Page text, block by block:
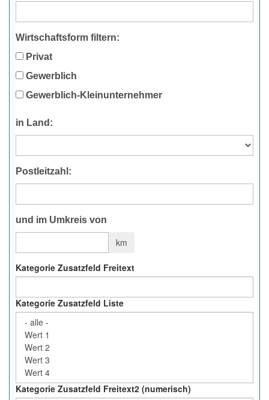
Wirtschaftsform filtern:
Privat
Gewerblich
Gewerblich-Kleinunternehmer
in Land:
Postleitzahl:
und im Umkreis von
km
Kategorie Zusatzfeld Freitext
Kategorie Zusatzfeld Liste
Kategorie Zusatzfeld Freitext2 (numerisch)